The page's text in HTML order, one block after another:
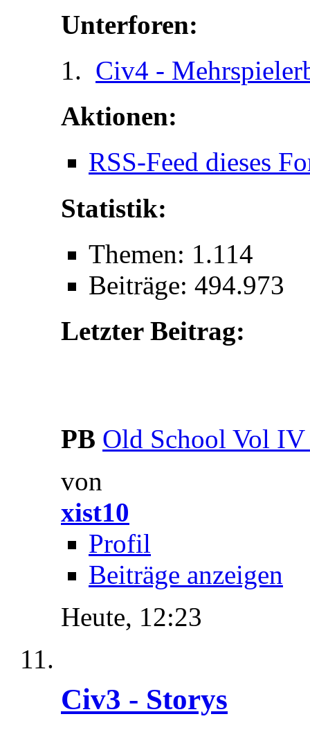
Unterforen:
Civ4 -
Aktionen:
RSS-Feed dieses
Statistik:
Themen: 1.114
Beiträge: 494.973
Letzter Beitrag:
PB Old School Vol IV
von
xist10
Profil
Beiträge anzeigen
Heute, 12:23
Civ3 - Storys